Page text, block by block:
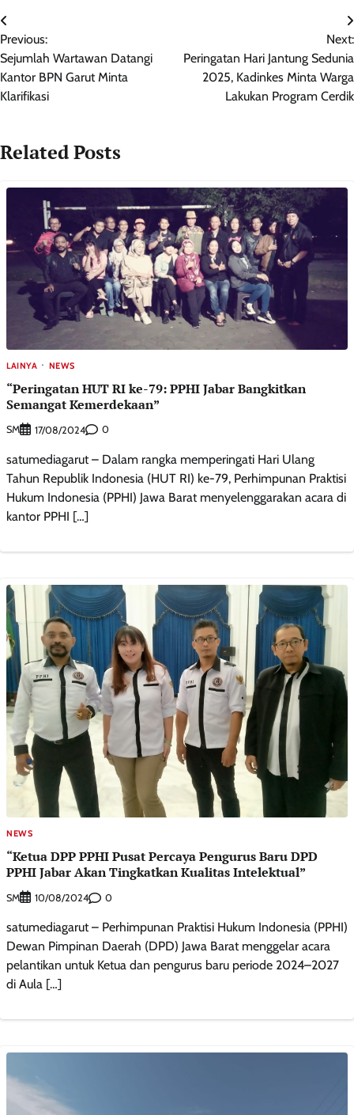
Navigasi
pos
Previous:
Sejumlah Wartawan Datangi
Kantor BPN Garut Minta
Klarifikasi
Next:
Peringatan Hari Jantung Sedunia
2025, Kadinkes Minta Warga
Lakukan Program Cerdik
Related Posts
LAINYA NEWS
“Peringatan HUT RI ke-79: PPHI Jabar Bangkitkan
Semangat Kemerdekaan”
SM 17/08/2024 0
satumediagarut – Dalam rangka memperingati Hari Ulang
Tahun Republik Indonesia (HUT RI) ke-79, Perhimpunan Praktisi
Hukum Indonesia (PPHI) Jawa Barat menyelenggarakan acara di
kantor PPHI […]
NEWS
“Ketua DPP PPHI Pusat Percaya Pengurus Baru DPD
PPHI Jabar Akan Tingkatkan Kualitas Intelektual”
SM 10/08/2024 0
satumediagarut – Perhimpunan Praktisi Hukum Indonesia (PPHI)
Dewan Pimpinan Daerah (DPD) Jawa Barat menggelar acara
pelantikan untuk Ketua dan pengurus baru periode 2024–2027
di Aula […]